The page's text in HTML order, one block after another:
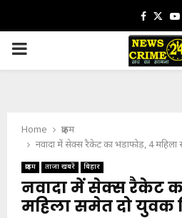
PRIMARY
Home
क्राइम
नवादा में सेक्स रैकेट का भंडाफोड़, 4 महिला
क्राइम ताजा खबरें बिहार
नवादा में सेक्स रैकेट
महिला समेत दो युवक